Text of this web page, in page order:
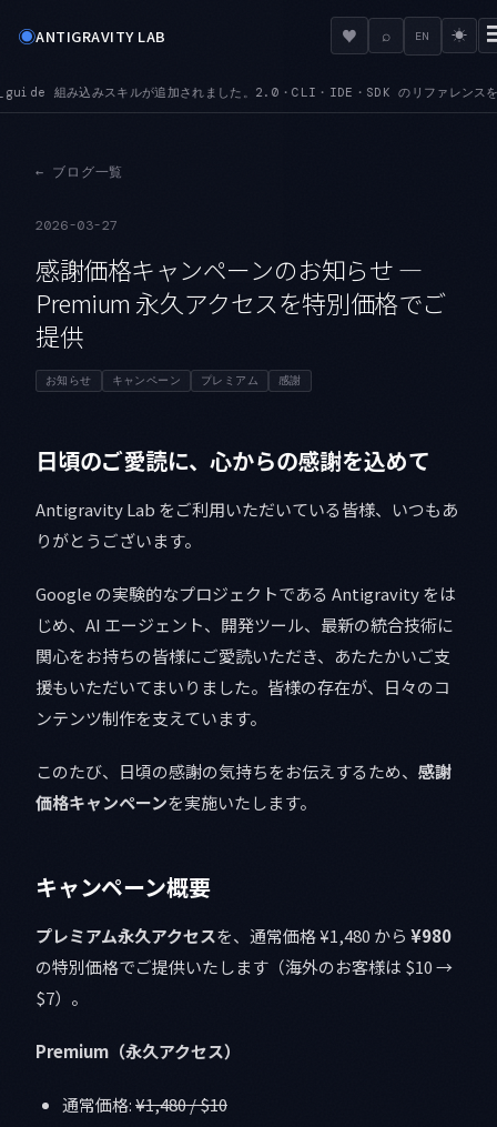
◉ANTIGRAVITY LAB ♥ ⌕ EN ☀
追加されました。2.0・CLI・IDE・SDK のリファレンスを、その場で文脈込
← ブログ一覧
2026-03-27
感謝価格キャンペーンのお知らせ —
Premium 永久アクセスを特別価格でご
提供
お知らせ キャンペーン プレミアム 感謝
日頃のご愛読に、心からの感謝を込めて
Antigravity Lab をご利用いただいている皆様、いつもあ
りがとうございます。
Google の実験的なプロジェクトである Antigravity をは
じめ、AI エージェント、開発ツール、最新の統合技術に
関心をお持ちの皆様にご愛読いただき、あたたかいご支
援もいただいてまいりました。皆様の存在が、日々のコ
ンテンツ制作を支えています。
このたび、日頃の感謝の気持ちをお伝えするため、 感謝
価格キャンペーンを実施いたします。
キャンペーン概要
プレミアム永久アクセスを、通常価格 ¥1,480 から ¥980
の特別価格でご提供いたします（海外のお客様は $10 →
$7）。
Premium（永久アクセス）
通常価格:¥1,480 / $10